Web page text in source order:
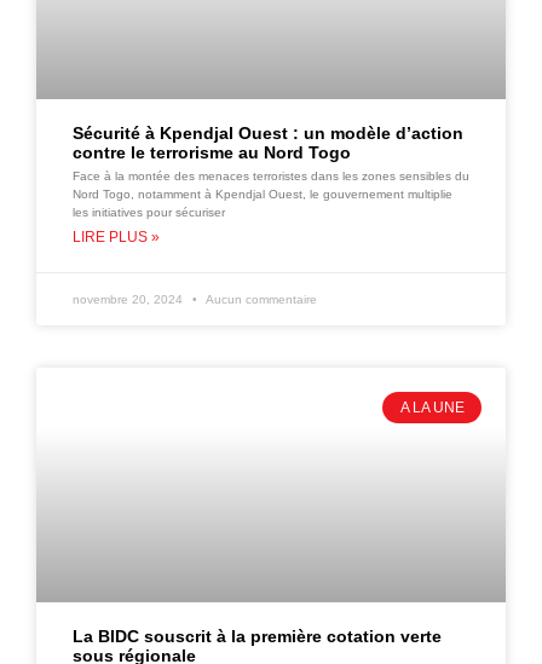
Sécurité à Kpendjal Ouest : un modèle d’action
contre le terrorisme au Nord Togo
Face à la montée des menaces terroristes dans les zones sensibles du
Nord Togo, notamment à Kpendjal Ouest, le gouvernement multiplie
les initiatives pour sécuriser
LIRE PLUS »
novembre 20, 2024 Aucun commentaire
A LA UNE
La BIDC souscrit à la première cotation verte
sous régionale